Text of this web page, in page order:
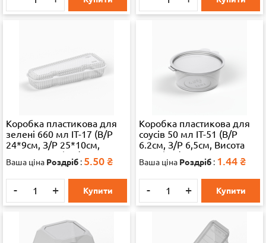
Коробка пластикова для
зелені 660 мл IT-17 (В/Р
24*9см, З/Р 25*10см,
Висота 4,7см), 1/900
Ваша ціна Роздріб : 5.50 ₴
- + Купити
Коробка пластикова для
соусів 50 мл IT-51 (В/Р
6.2см, З/Р 6,5см, Висота
2,8см), 1/2400 65324
Ваша ціна Роздріб : 1.44 ₴
- + Купити